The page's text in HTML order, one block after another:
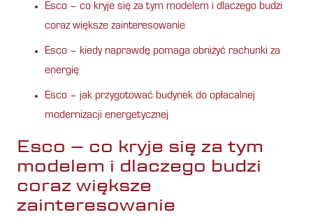
Esco – co kryje się za tym modelem i dlaczego budzi
coraz większe zainteresowanie
Esco – kiedy naprawdę pomaga obniżyć rachunki za
energię
Esco – jak przygotować budynek do opłacalnej
modernizacji energetycznej
Esco – co kryje się za tym
modelem i dlaczego budzi
coraz większe
zainteresowanie